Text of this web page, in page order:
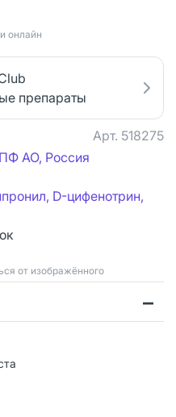
онлайн
препараты
Арт. 518275
АО, Россия
D-цифенотрин,
от изображённого